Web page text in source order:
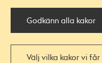
Godkänn alla kakor
Välj vilka kakor vi